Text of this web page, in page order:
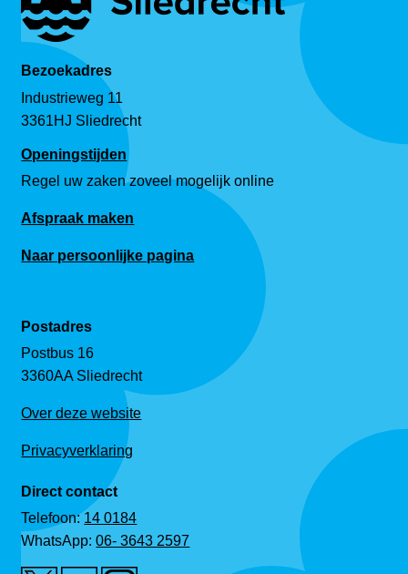
Bezoekadres
Industrieweg 11
3361HJ Sliedrecht
Openingstijden
Regel uw zaken zoveel mogelijk online
Afspraak maken
Naar persoonlijke pagina
Postadres
Postbus 16
3360AA Sliedrecht
Over deze website
Privacyverklaring
Direct contact
Telefoon:14 0184
WhatsApp:06- 3643 2597